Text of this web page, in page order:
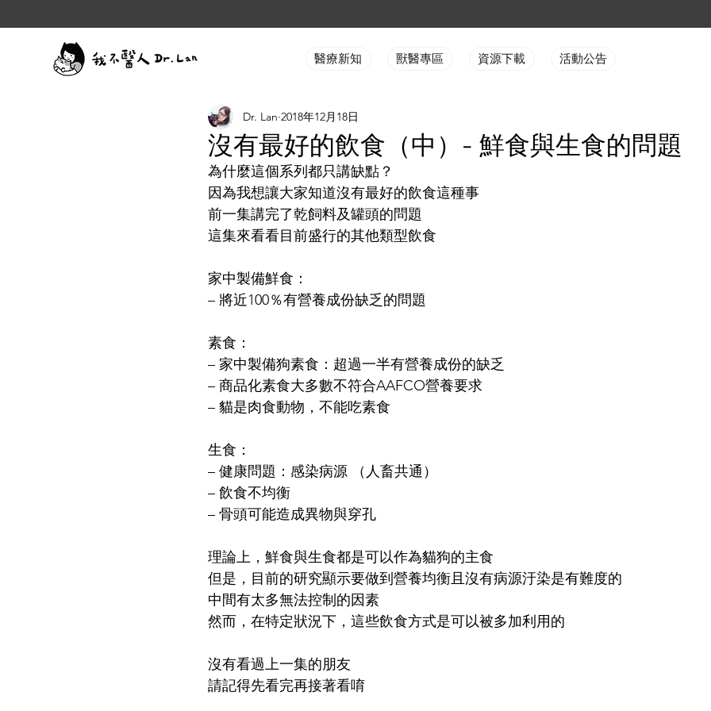
醫療新知 獸醫專區 資源下載 活動公告
沒有最好的飲食（中）- 鮮食與生食的問題
Dr. Lan 2018年12月18日
為什麼這個系列都只講缺點？
因為我想讓大家知道沒有最好的飲食這種事
前一集講完了乾飼料及罐頭的問題
這集來看看目前盛行的其他類型飲食
家中製備鮮食：
– 將近100％有營養成份缺乏的問題
素食：
– 家中製備狗素食：超過一半有營養成份的缺乏
– 商品化素食大多數不符合AAFCO營養要求
– 貓是肉食動物，不能吃素食
生食：
– 健康問題：感染病源 （人畜共通）
– 飲食不均衡
– 骨頭可能造成異物與穿孔
理論上，鮮食與生食都是可以作為貓狗的主食
但是，目前的研究顯示要做到營養均衡且沒有病源汙染是有難度的
中間有太多無法控制的因素
然而，在特定狀況下，這些飲食方式是可以被多加利用的
沒有看過上一集的朋友
請記得先看完再接著看唷